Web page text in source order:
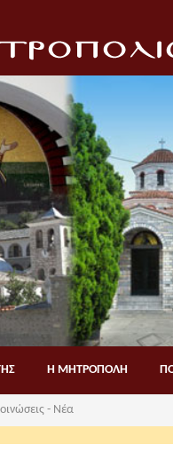
Η ΜΗΤΡΟΠΟΛΗ
- Νέα